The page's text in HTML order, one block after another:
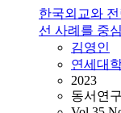
한국외교와
선 사례를 중
김영인
연세대
2023
동서연구